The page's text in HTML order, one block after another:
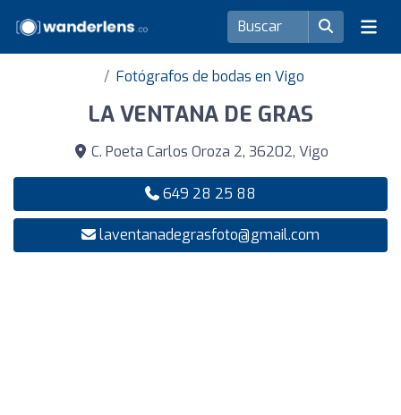
Fotógrafos de bodas en Vigo
LA VENTANA DE GRAS
C. Poeta Carlos Oroza 2, 36202, Vigo
649 28 25 88
laventanadegrasfoto@gmail.com